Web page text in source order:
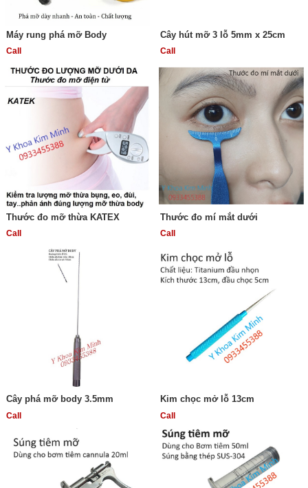
Máy rung phá mỡ Body
Call
Cây hút mỡ 3 lỗ 5mm x 25cm
Call
Thước đo mỡ thừa KATEX
Call
Thước đo mí mắt dưới
Call
Cây phá mỡ body 3.5mm
Call
Kim chọc mở lỗ 13cm
Call